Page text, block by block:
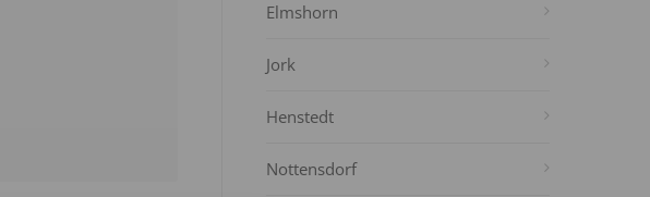
Elmshorn
Jork
Henstedt
Nottensdorf